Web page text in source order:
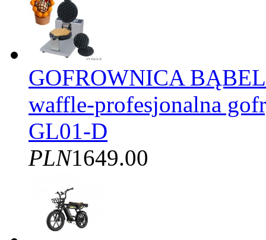
GOFROWNICA
waffle-profesjonalna
GL01-D
PLN1649.00